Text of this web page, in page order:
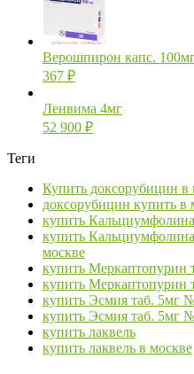
Верошпирон капс.
367 ₽
Ленвима 4мг
52 900 ₽
Теги
Купить доксорубицин в
доксорубицин купить в
купить
купить
москве
купить Меркаптопурин
купить Меркаптопурин
купить Эсмия таб. 5мг
купить Эсмия таб. 5мг
купить лаквель
купить лаквель в москве